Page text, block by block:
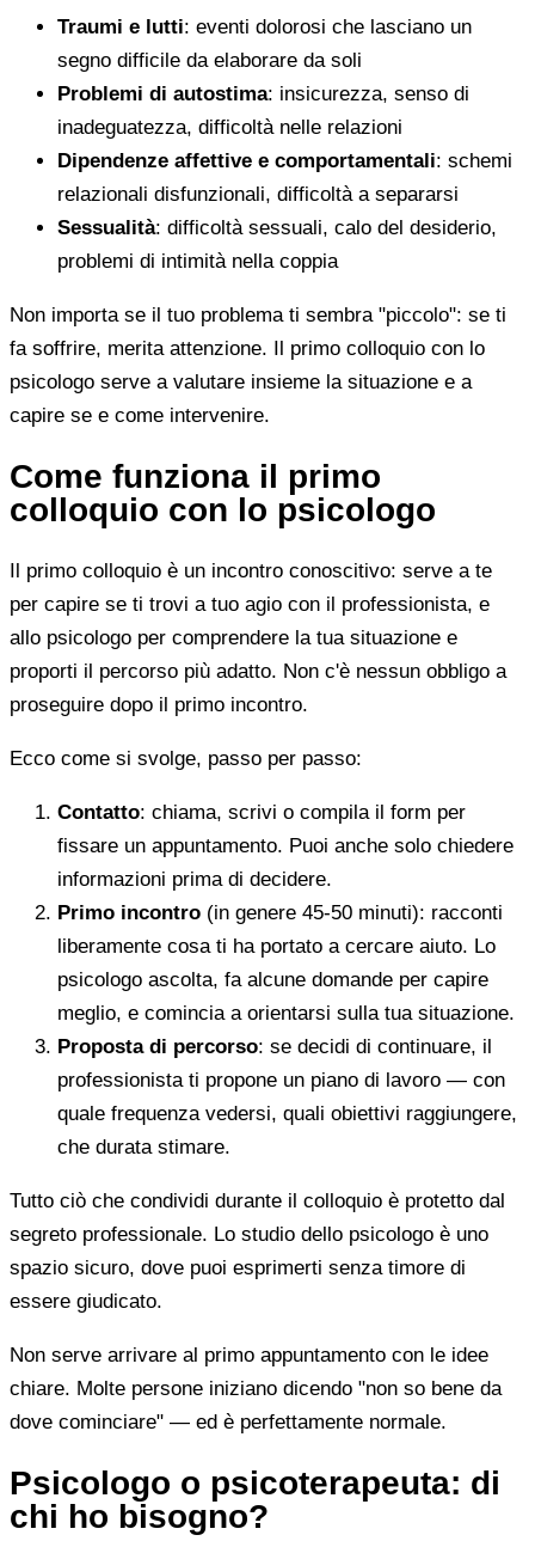
Traumi e lutti: eventi dolorosi che lasciano un
segno difficile da elaborare da soli
Problemi di autostima: insicurezza, senso di
inadeguatezza, difficoltà nelle relazioni
Dipendenze affettive e comportamentali: schemi
relazionali disfunzionali, difficoltà a separarsi
Sessualità: difficoltà sessuali, calo del desiderio,
problemi di intimità nella coppia
Non importa se il tuo problema ti sembra "piccolo": se ti
fa soffrire, merita attenzione. Il primo colloquio con lo
psicologo serve a valutare insieme la situazione e a
capire se e come intervenire.
Come funziona il primo
colloquio con lo psicologo
Il primo colloquio è un incontro conoscitivo: serve a te
per capire se ti trovi a tuo agio con il professionista, e
allo psicologo per comprendere la tua situazione e
proporti il percorso più adatto. Non c'è nessun obbligo a
proseguire dopo il primo incontro.
Ecco come si svolge, passo per passo:
Contatto: chiama, scrivi o compila il form per
fissare un appuntamento. Puoi anche solo chiedere
informazioni prima di decidere.
Primo incontro (in genere 45-50 minuti): racconti
liberamente cosa ti ha portato a cercare aiuto. Lo
psicologo ascolta, fa alcune domande per capire
meglio, e comincia a orientarsi sulla tua situazione.
Proposta di percorso: se decidi di continuare, il
professionista ti propone un piano di lavoro — con
quale frequenza vedersi, quali obiettivi raggiungere,
che durata stimare.
Tutto ciò che condividi durante il colloquio è protetto dal
segreto professionale. Lo studio dello psicologo è uno
spazio sicuro, dove puoi esprimerti senza timore di
essere giudicato.
Non serve arrivare al primo appuntamento con le idee
chiare. Molte persone iniziano dicendo "non so bene da
dove cominciare" — ed è perfettamente normale.
Psicologo o psicoterapeuta: di
chi ho bisogno?